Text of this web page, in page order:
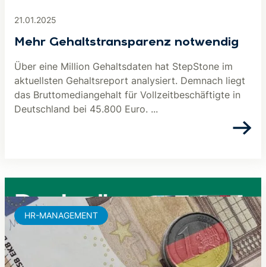
21.01.2025
Mehr Gehaltstransparenz notwendig
Über eine Million Gehaltsdaten hat StepStone im
aktuellsten Gehaltsreport analysiert. Demnach liegt
das Bruttomediangehalt für Vollzeitbeschäftigte in
Deutschland bei 45.800 Euro. ...
HR-MANAGEMENT